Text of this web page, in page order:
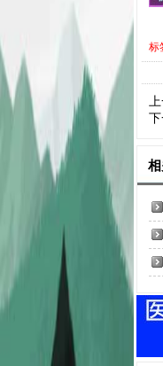
标
上
下
相